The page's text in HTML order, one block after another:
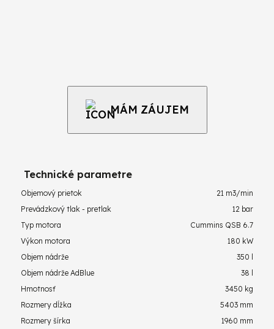
MÁM ZÁUJEM
Technické parametre
Objemový prietok
21 m3/min
Prevádzkový tlak - pretlak
12 bar
Typ motora
Cummins QSB 6.7
Výkon motora
180 kW
Objem nádrže
350 l
Objem nádrže AdBlue
38 l
Hmotnosť
3450 kg
Rozmery dĺžka
5403 mm
Rozmery šírka
1960 mm